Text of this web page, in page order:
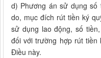
d) Phương án sử dụng
do, mục đích rút tiền ký
sử dụng lao động, số
đối với trường hợp rút tiền
Điều này.